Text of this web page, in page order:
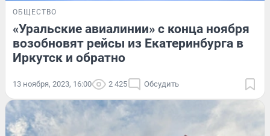
ОБЩЕСТВО
«Уральские авиалинии» с конца ноября
возобновят рейсы из Екатеринбурга в
Иркутск и обратно
13 ноября, 2023, 16:00 2 425 Обсудить